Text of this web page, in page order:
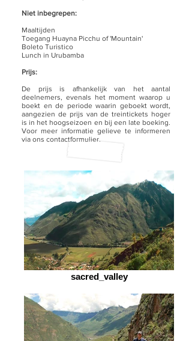
Niet inbegrepen:
Maaltijden
Toegang Huayna Picchu of 'Mountain'
Boleto Turistico
Lunch in Urubamba
Prijs:
De prijs is afhankelijk van het aantal
deelnemers, evenals het moment waarop u
boekt en de periode waarin geboekt wordt,
aangezien de prijs van de treintickets hoger
is in het hoogseizoen en bij een late boeking.
Voor meer informatie gelieve te informeren
via ons contactformulier.
sacred_valley